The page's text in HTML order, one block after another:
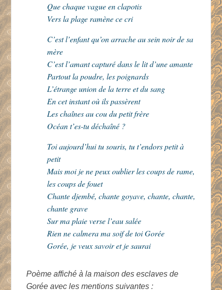
Que chaque vague en clapotis
Vers la plage ramène ce cri
C’est l’enfant qu’on arrache au sein noir de sa
mère
C’est l’amant capturé dans le lit d’une amante
Partout la poudre, les poignards
L’étrange union de la terre et du sang
En cet instant où ils passèrent
Les chaînes au cou du petit frère
Océan t’es-tu déchaîné ?
Toi aujourd’hui tu souris, tu t’endors petit à
petit
Mais moi je ne peux oublier les coups de rame,
les coups de fouet
Chante djembé, chante goyave, chante, chante,
chante grave
Sur ma plaie verse l’eau salée
Rien ne calmera ma soif de toi Gorée
Gorée, je veux savoir et je saurai
Poème affiché à la maison des esclaves de
Gorée avec les mentions suivantes :